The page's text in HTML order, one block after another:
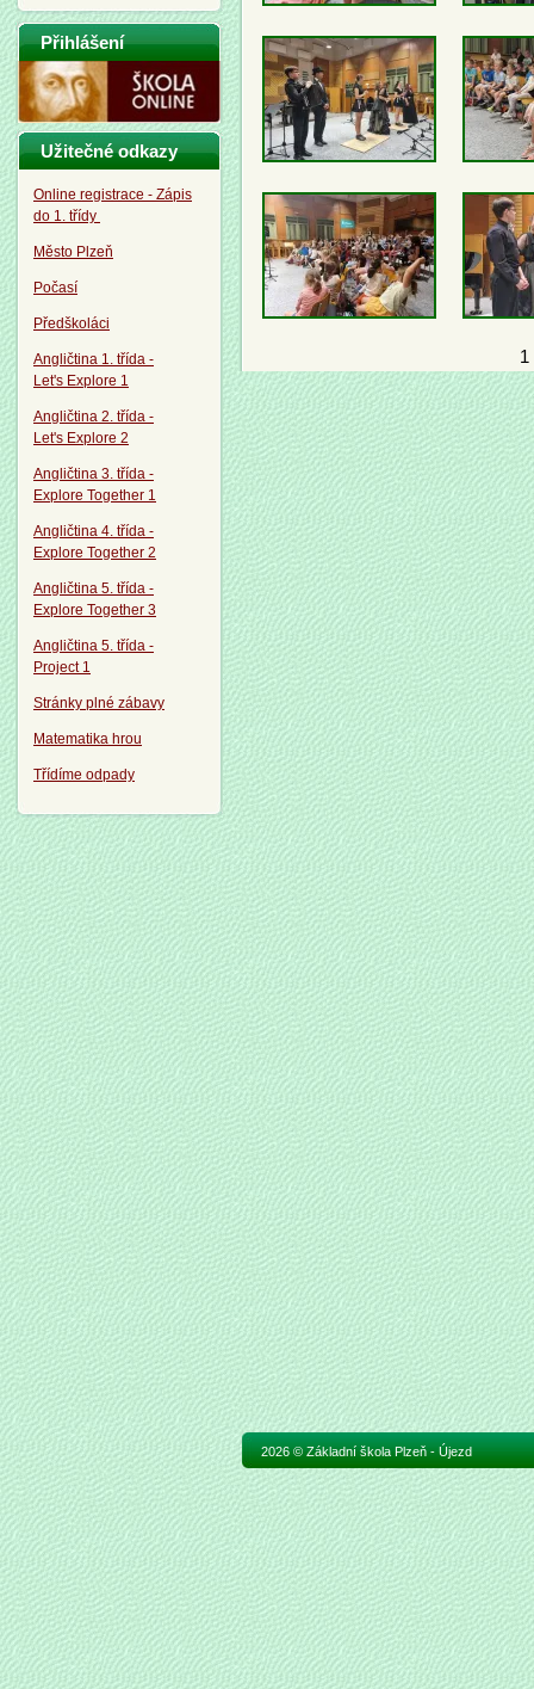
1
Přihlášení
Užitečné odkazy
Online registrace - Zápis
do 1. třídy
Město Plzeň
Počasí
Předškoláci
Angličtina 1. třída -
Let's Explore 1
Angličtina 2. třída -
Let's Explore 2
Angličtina 3. třída -
Explore Together 1
Angličtina 4. třída -
Explore Together 2
Angličtina 5. třída -
Explore Together 3
Angličtina 5. třída -
Project 1
Stránky plné zábavy
Matematika hrou
Třídíme odpady
2026 © Základní škola Plzeň - Újezd